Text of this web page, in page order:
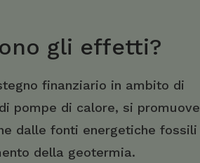
gli effetti?
finanziario in ambito di
pompe di calore, si promuove
dalle fonti energetiche fossili
della geotermia.